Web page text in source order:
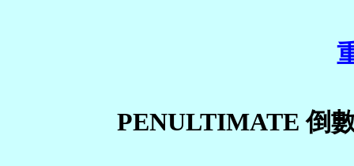
PENULTIMATE 倒